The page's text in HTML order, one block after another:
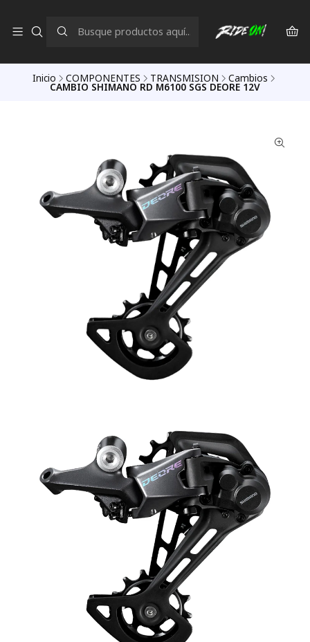
Inicio COMPONENTES TRANSMISION Cambios
CAMBIO SHIMANO RD M6100 SGS DEORE 12V